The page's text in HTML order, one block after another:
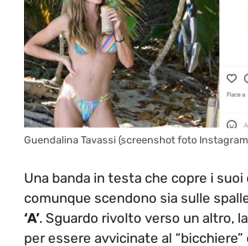
Guendalina Tavassi (screenshot foto
Una banda in testa che copre i suoi
comunque scendono sia sulle
‘A’. Sguardo rivolto verso un altro,
per essere avvicinate al “bicchiere”